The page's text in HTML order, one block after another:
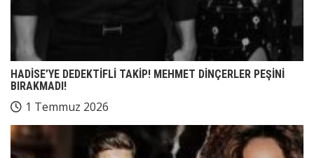
HADİSE’YE DEDEKTİFLİ TAKİP! MEHMET DİNÇERLER PEŞİNİ
BIRAKMADI!
1 Temmuz 2026